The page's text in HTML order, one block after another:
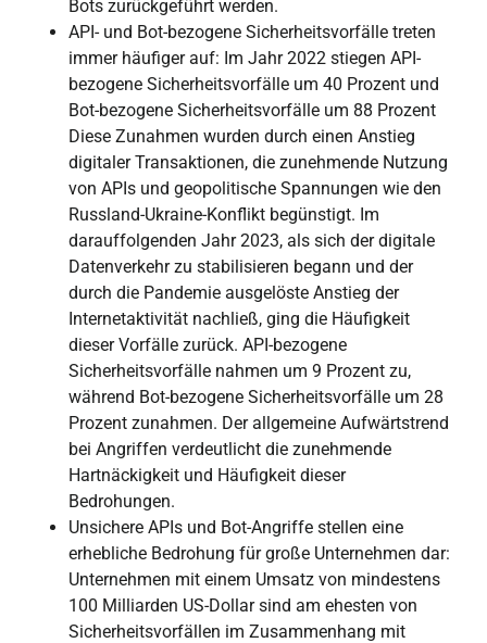
Bots zurückgeführt werden.
API- und Bot-bezogene Sicherheitsvorfälle treten
immer häufiger auf: Im Jahr 2022 stiegen API-
bezogene Sicherheitsvorfälle um 40 Prozent und
Bot-bezogene Sicherheitsvorfälle um 88 Prozent
Diese Zunahmen wurden durch einen Anstieg
digitaler Transaktionen, die zunehmende Nutzung
von APIs und geopolitische Spannungen wie den
Russland-Ukraine-Konflikt begünstigt. Im
darauffolgenden Jahr 2023, als sich der digitale
Datenverkehr zu stabilisieren begann und der
durch die Pandemie ausgelöste Anstieg der
Internetaktivität nachließ, ging die Häufigkeit
dieser Vorfälle zurück. API-bezogene
Sicherheitsvorfälle nahmen um 9 Prozent zu,
während Bot-bezogene Sicherheitsvorfälle um 28
Prozent zunahmen. Der allgemeine Aufwärtstrend
bei Angriffen verdeutlicht die zunehmende
Hartnäckigkeit und Häufigkeit dieser
Bedrohungen.
Unsichere APIs und Bot-Angriffe stellen eine
erhebliche Bedrohung für große Unternehmen dar:
Unternehmen mit einem Umsatz von mindestens
100 Milliarden US-Dollar sind am ehesten von
Sicherheitsvorfällen im Zusammenhang mit